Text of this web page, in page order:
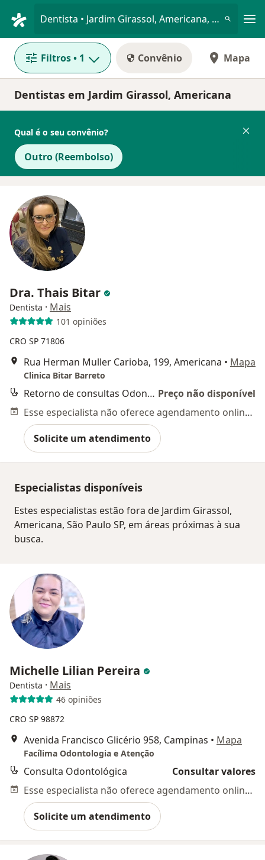
Dentista • Jardim Girassol, Americana, São Paulo SP
Filtros• 1 Convênio Mapa
Dentistas em Jardim Girassol, Americana
Qual é o seu convênio?
Outro (Reembolso)
Dra. Thais Bitar
Dentista · Mais
101 opiniões
CRO SP 71806
Rua Herman Muller Carioba, 199, Americana • Mapa
Clinica Bitar Barreto
Retorno de consultas Odontologia Preço não disponível
Esse especialista não oferece agendamento online para esse endereço.
Solicite um atendimento
Especialistas disponíveis
Estes especialistas estão fora de Jardim Girassol,
Americana, São Paulo SP, em áreas próximas à sua
busca.
Michelle Lilian Pereira
Dentista · Mais
46 opiniões
CRO SP 98872
Avenida Francisco Glicério 958, Campinas • Mapa
Facílima Odontologia e Atenção
Consulta Odontológica
Consultar valores
Esse especialista não oferece agendamento online para esse endereço.
Solicite um atendimento